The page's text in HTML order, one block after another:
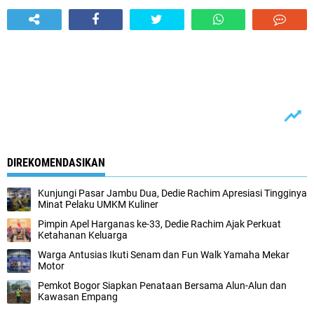
DIREKOMENDASIKAN
Kunjungi Pasar Jambu Dua, Dedie Rachim Apresiasi Tingginya
Minat Pelaku UMKM Kuliner
Pimpin Apel Harganas ke-33, Dedie Rachim Ajak Perkuat
Ketahanan Keluarga
Warga Antusias Ikuti Senam dan Fun Walk Yamaha Mekar
Motor
Pemkot Bogor Siapkan Penataan Bersama Alun-Alun dan
Kawasan Empang